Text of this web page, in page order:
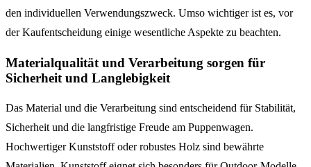
den individuellen Verwendungszweck. Umso wichtiger ist es, vor
der Kaufentscheidung einige wesentliche Aspekte zu beachten.
Materialqualität und Verarbeitung sorgen für
Sicherheit und Langlebigkeit
Das Material und die Verarbeitung sind entscheidend für Stabilität,
Sicherheit und die langfristige Freude am Puppenwagen.
Hochwertiger Kunststoff oder robustes Holz sind bewährte